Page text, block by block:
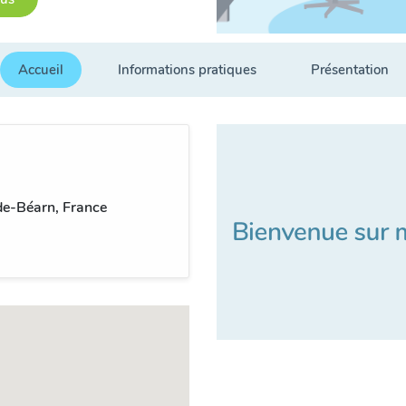
Accueil Informations pratiques Présentation
Béarn, France